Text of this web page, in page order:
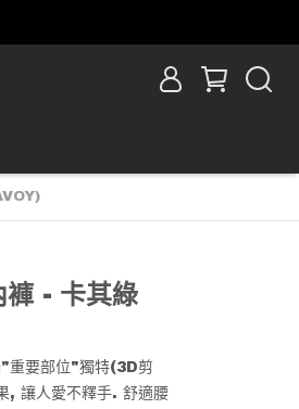
- 卡其綠
重要部位"獨特(3D剪
, 讓人愛不釋手. 舒適腰